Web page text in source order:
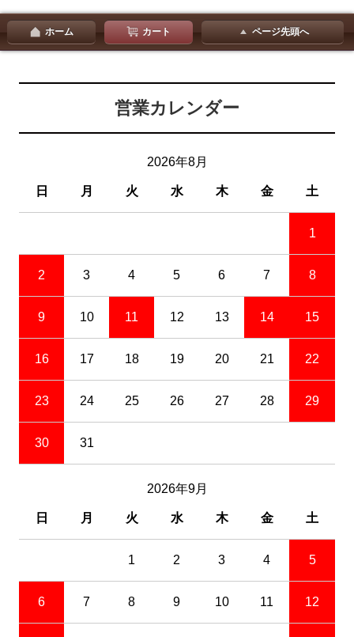
ホーム カート ページ先頭へ
営業カレンダー
2026年8月
日 月 火 水 木 金 土
1
2 3 4 5 6 7 8
9 10 11 12 13 14 15
16 17 18 19 20 21 22
23 24 25 26 27 28 29
30 31
2026年9月
日 月 火 水 木 金 土
1 2 3 4 5
6 7 8 9 10 11 12